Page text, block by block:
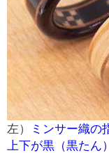
左）
ミンサー織
上下が黒（黒たん